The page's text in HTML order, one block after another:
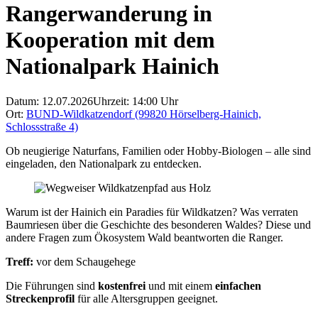
Rangerwanderung in
Kooperation mit dem
Nationalpark Hainich
Datum: 12.07.2026Uhrzeit: 14:00 Uhr
Ort: BUND-Wildkatzendorf (99820 Hörselberg-Hainich,
Schlossstraße 4)
Ob neugierige Naturfans, Familien oder Hobby-Biologen – alle sind
eingeladen, den Nationalpark zu entdecken.
Warum ist der Hainich ein Paradies für Wildkatzen? Was verraten
Baumriesen über die Geschichte des besonderen Waldes? Diese und
andere Fragen zum Ökosystem Wald beantworten die Ranger.
Treff: vor dem Schaugehege
Die Führungen sind kostenfrei und mit einem einfachen
Streckenprofil für alle Altersgruppen geeignet.